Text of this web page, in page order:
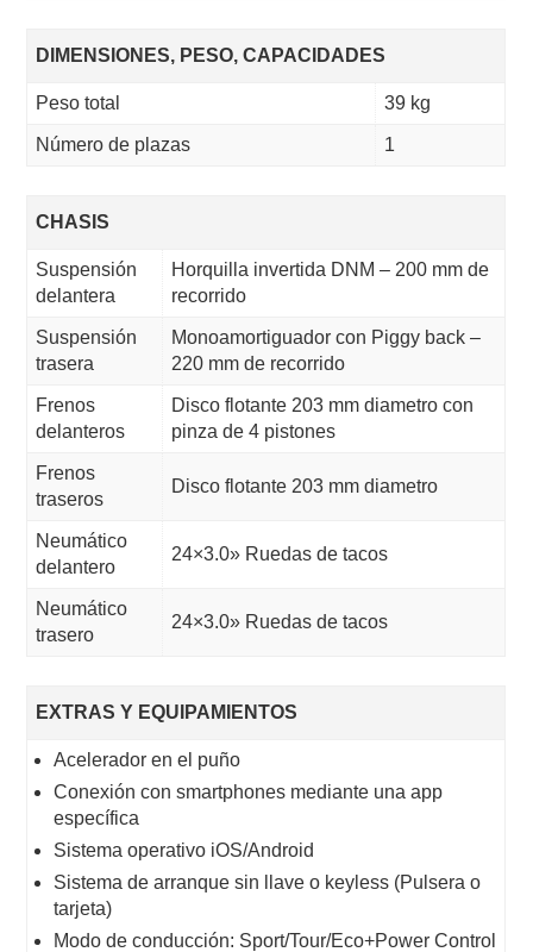
DIMENSIONES, PESO, CAPACIDADES
Peso total 39 kg
Número de plazas 1
CHASIS
Suspensión
delantera
Horquilla invertida DNM – 200 mm de
recorrido
Suspensión
trasera
Monoamortiguador con Piggy back –
220 mm de recorrido
Frenos
delanteros
Disco flotante 203 mm diametro con
pinza de 4 pistones
Frenos
traseros
Disco flotante 203 mm diametro
Neumático
delantero
24×3.0» Ruedas de tacos
Neumático
trasero
24×3.0» Ruedas de tacos
EXTRAS Y EQUIPAMIENTOS
Acelerador en el puño
Conexión con smartphones mediante una app
específica
Sistema operativo iOS/Android
Sistema de arranque sin llave o keyless (Pulsera o
tarjeta)
Modo de conducción: Sport/Tour/Eco+Power Control